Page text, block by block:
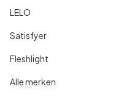
LELO
Satisfyer
Fleshlight
Alle merken